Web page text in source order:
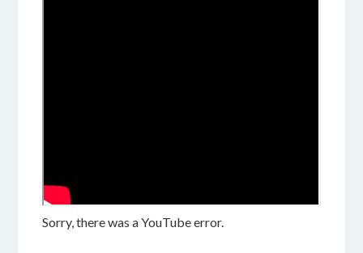
Sorry, there was a YouTube error.